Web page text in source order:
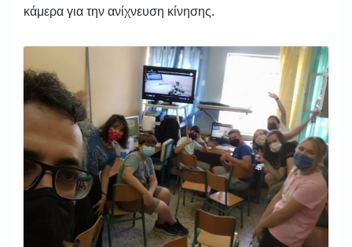
κάμερα για την ανίχνευση κίνησης.